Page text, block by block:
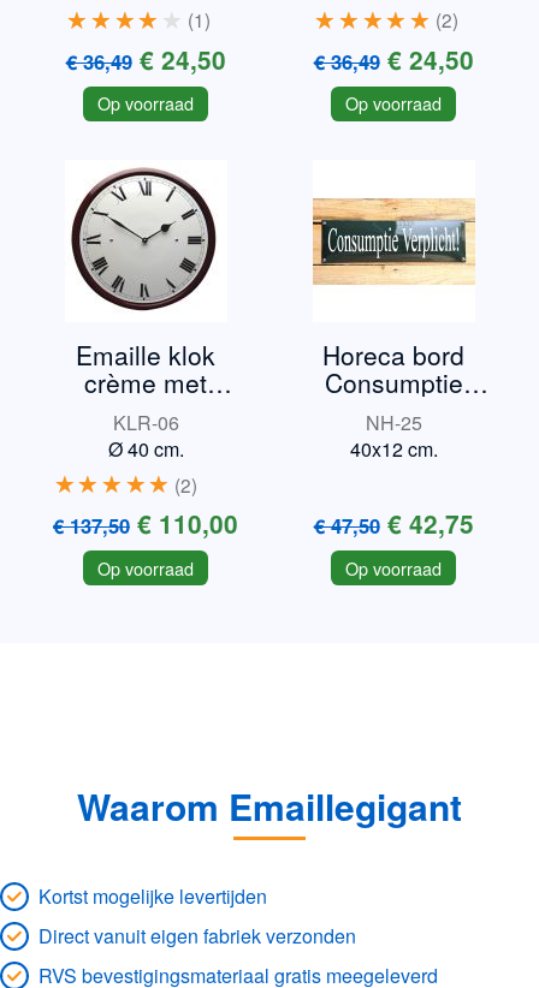
1
€ 36,49 € 24,50
Op voorraad
2
€ 36,49 € 24,50
Op voorraad
Emaille klok
crème met
bordeauxrand
KLR-06
Ø 40 cm.
2
€ 137,50 € 110,00
Op voorraad
Horeca bord
Consumptie
verplicht
NH-25
40x12 cm.
€ 47,50 € 42,75
Op voorraad
Waarom Emaillegigant
Kortst mogelijke levertijden
Direct vanuit eigen fabriek verzonden
RVS bevestigingsmateriaal gratis meegeleverd